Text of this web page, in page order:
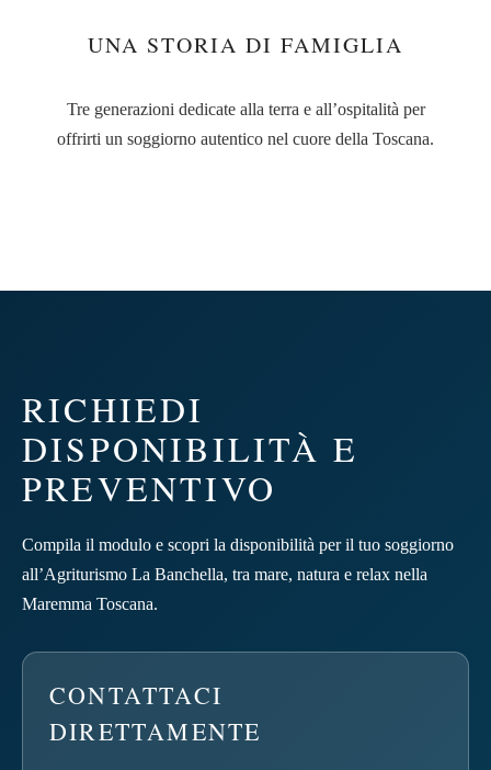
UNA STORIA DI FAMIGLIA
Tre generazioni dedicate alla terra e all’ospitalità per
offrirti un soggiorno autentico nel cuore della Toscana.
RICHIEDI
DISPONIBILITÀ E
PREVENTIVO
Compila il modulo e scopri la disponibilità per il tuo soggiorno
all’Agriturismo La Banchella, tra mare, natura e relax nella
Maremma Toscana.
CONTATTACI
DIRETTAMENTE